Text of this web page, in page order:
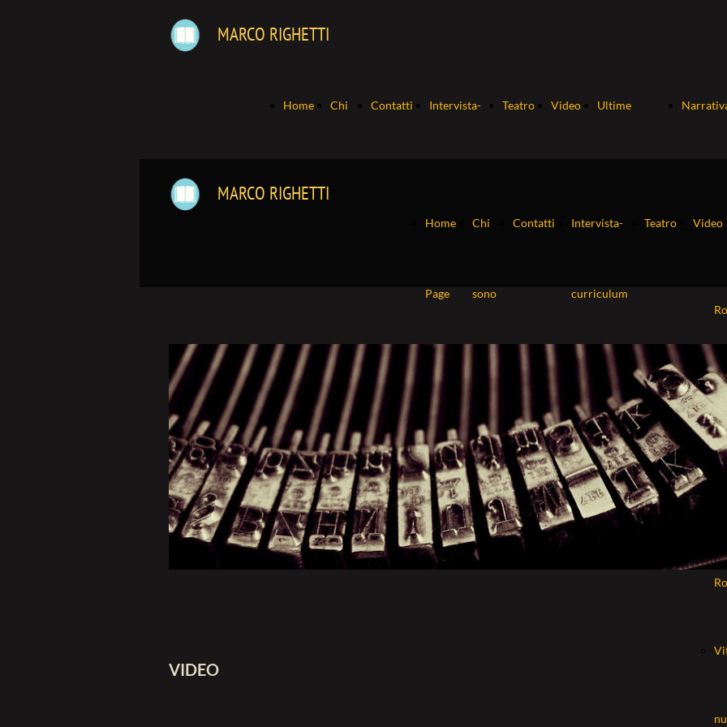
MARCO RIGHETTI
Home Chi Contatti Intervista- Teatro Video Ultime
MARCO RIGHETTI
Home
Page
Chi
sono
Contatti Intervista-
curriculum
Teatro Video
VIDEO